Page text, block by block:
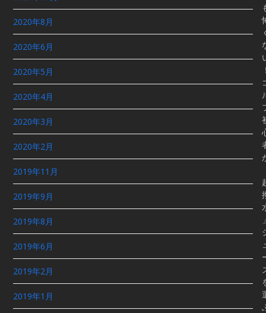
2020年8月
2020年6月
2020年5月
2020年4月
2020年3月
2020年2月
2019年11月
2019年9月
2019年8月
2019年6月
2019年2月
2019年1月